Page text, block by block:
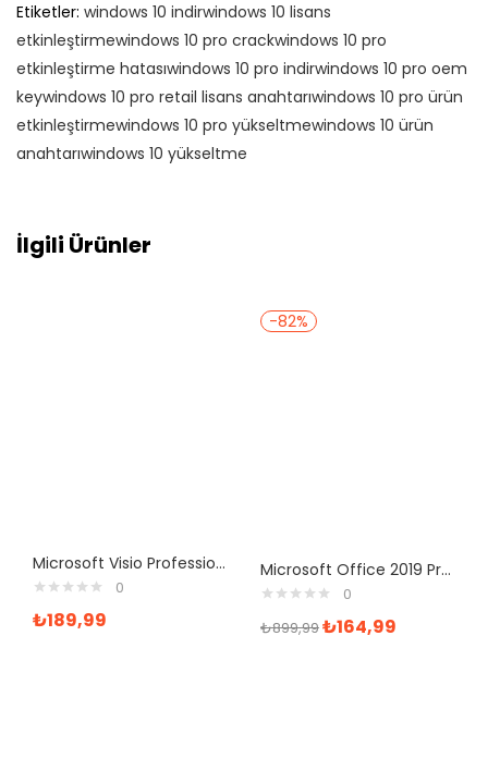
Etiketler: windows 10 indirwindows 10 lisans
etkinleştirmewindows 10 pro crackwindows 10 pro
etkinleştirme hatasıwindows 10 pro indirwindows 10 pro oem
keywindows 10 pro retail lisans anahtarıwindows 10 pro ürün
etkinleştirmewindows 10 pro yükseltmewindows 10 ürün
anahtarıwindows 10 yükseltme
İlgili Ürünler
Microsoft Visio Professional 2021 Dijital Lisans Anahtarı
0
₺189,99
-82%
Microsoft Office 2019 Professional Plus Retail
0
₺899,99₺164,99